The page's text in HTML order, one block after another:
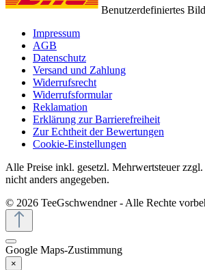
Benutzerdefiniertes
Impressum
AGB
Datenschutz
Versand und Zahlung
Widerrufsrecht
Widerrufsformular
Reklamation
Erklärung zur Barrierefreiheit
Zur Echtheit der Bewertungen
Cookie-Einstellungen
Alle Preise inkl. gesetzl. Mehrwertsteuer zzgl.
nicht anders angegeben.
© 2026 TeeGschwendner - Alle Rechte
Google Maps-Zustimmung
×